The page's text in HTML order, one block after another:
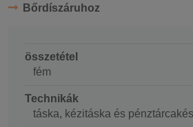
Bőrdíszáruhoz
összetétel
fém
Technikák
táska, kézitáska és